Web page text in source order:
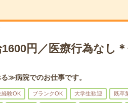
円／医療行為なし
≫病院でのお仕事です。
経験OK ブランクOK 大学生歓迎 既卒